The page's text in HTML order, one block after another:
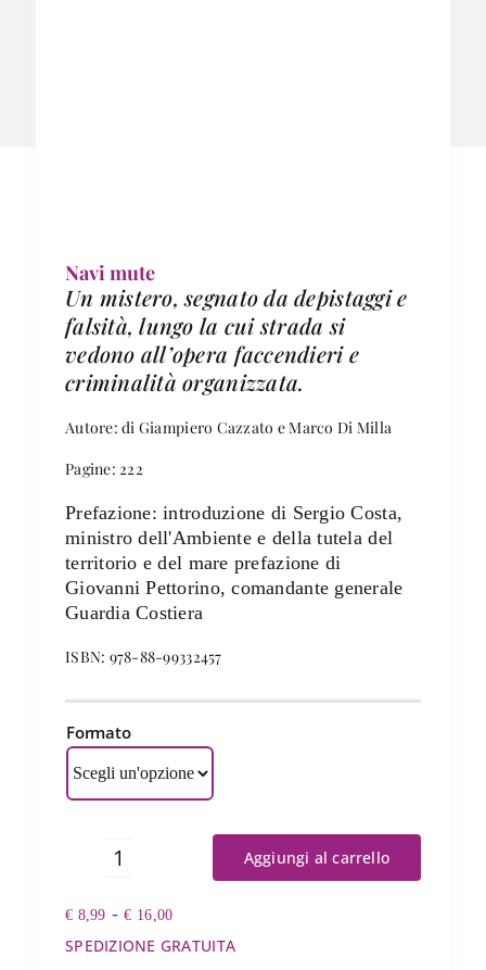
Navi mute
Un mistero, segnato da depistaggi e
falsità, lungo la cui strada si
vedono all’opera faccendieri e
criminalità organizzata.
Autore: di Giampiero Cazzato e Marco Di Milla
Pagine: 222
Prefazione: introduzione di Sergio Costa,
ministro dell'Ambiente e della tutela del
territorio e del mare prefazione di
Giovanni Pettorino, comandante generale
Guardia Costiera
ISBN: 978-88-99332457
Formato
Navi
quantità
Aggiungi al carrello
€ 8,99 - € 16,00Fascia
di
prezzo:
SPEDIZIONE GRATUITA